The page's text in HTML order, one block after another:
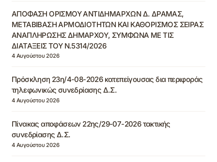
ΑΠΟΦΑΣΗ ΟΡΙΣΜΟΥ ΑΝΤΙΔΗΜΑΡΧΩΝ Δ. ΔΡΑΜΑΣ,
ΜΕΤΑΒΙΒΑΣΗ ΑΡΜΟΔΙΟΤΗΤΩΝ ΚΑΙ ΚΑΘΟΡΙΣΜΟΣ ΣΕΙΡΑΣ
ΑΝΑΠΛΗΡΩΣΗΣ ΔΗΜΑΡΧΟΥ, ΣΥΜΦΩΝΑ ΜΕ ΤΙΣ
ΔΙΑΤΑΞΕΙΣ ΤΟΥ Ν.5314/2026
4 Αυγούστου 2026
Πρόσκληση 23η/4-08-2026 κατεπείγουσας δια περιφοράς
τηλεφωνικώς συνεδρίασης Δ.Σ.
4 Αυγούστου 2026
Πίνακας αποφάσεων 22ης/29-07-2026 τακτικής
συνεδρίασης Δ.Σ.
4 Αυγούστου 2026